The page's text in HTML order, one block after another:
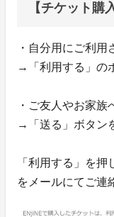
【チケット購
・自分用にご利用
→「利用する」の
・ご友人やお家
→「送る」ボタン
「利用する」を押
をメールにてご連